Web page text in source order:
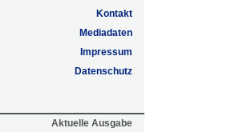
Kontakt
Mediadaten
Impressum
Datenschutz
Aktuelle Ausgabe